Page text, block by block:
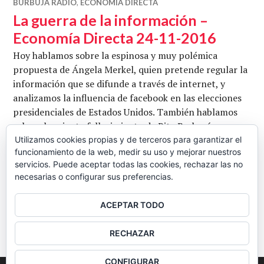
BURBUJA RADIO, ECONOMÍA DIRECTA
La guerra de la información –
Economía Directa 24-11-2016
Hoy hablamos sobre la espinosa y muy polémica
propuesta de Ángela Merkel, quien pretende regular la
información que se difunde a través de internet, y
analizamos la influencia de facebook en las elecciones
presidenciales de Estados Unidos. También hablamos
sobre el reciente fallecimiento de Rita Barberá,
observadora privilegiada de los manejos del Partido
Popular, sobre cómo se van perfilando los planes
respecto al sistema de …Seguir leyendoLa guerra de la
BARRA
LATERAL
Utilizamos cookies propias y de terceros para garantizar el
funcionamiento de la web, medir su uso y mejorar nuestros
servicios. Puede aceptar todas las cookies, rechazar las no
necesarias o configurar sus preferencias.
ACEPTAR TODO
RECHAZAR
CONFIGURAR